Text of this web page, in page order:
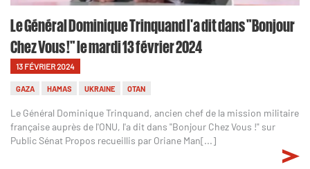
Le Général Dominique Trinquand l'a dit dans "Bonjour
Chez Vous !" le mardi 13 février 2024
13 FÉVRIER 2024
GAZA HAMAS UKRAINE OTAN
Le Général Dominique Trinquand, ancien chef de la mission militaire
française auprès de l'ONU, l'a dit dans "Bonjour Chez Vous !" sur
Public Sénat Propos recueillis par Oriane Man[...]